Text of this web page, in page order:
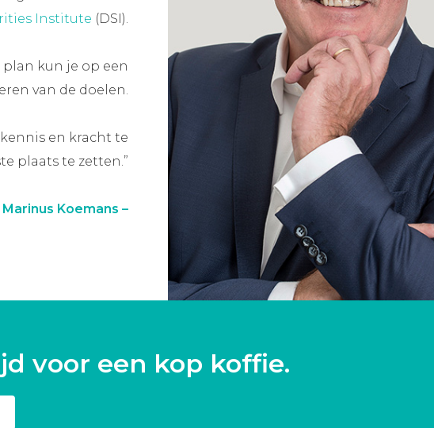
Institute (DSI).
kun je op een
van de doelen.
en kracht te
plaats te zetten.”
Marinus Koemans –
voor een kop koffie.